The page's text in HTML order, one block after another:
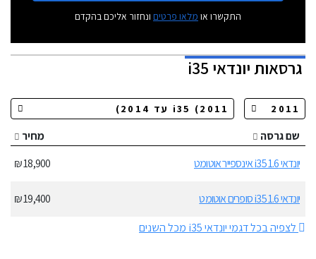
התקשרו או מלאו פרטים ונחזור אליכם בהקדם
גרסאותיונדאי i35
שם גרסה
מחיר
יונדאי i35 1.6 אינספייר אוטומט
18,900 ₪
יונדאי i35 1.6 סופרים אוטומט
19,400 ₪
לצפיה בכל דגמי יונדאי i35 מכל השנים